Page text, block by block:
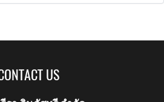
US